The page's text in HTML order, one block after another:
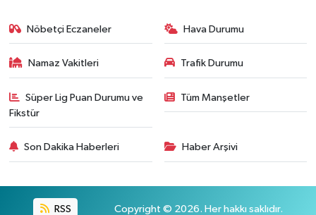
Nöbetçi Eczaneler Hava Durumu
Namaz Vakitleri Trafik Durumu
Süper Lig Puan Durumu ve
Fikstür
Tüm Manşetler
Son Dakika Haberleri Haber Arşivi
RSS Copyright © 2026. Her hakkı saklıdır.